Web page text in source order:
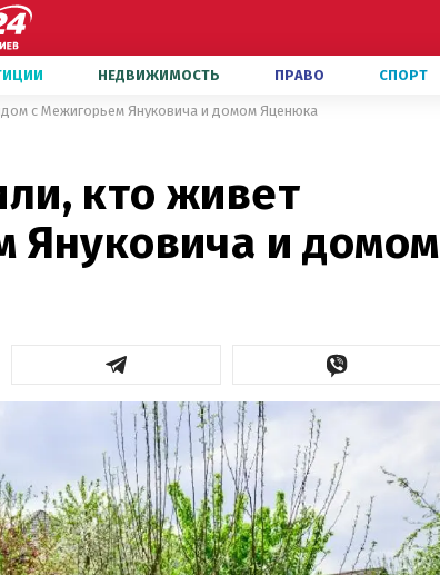
НЕДВИЖИМОСТЬ ПРАВО СПОРТ
с Межигорьем Януковича и домом Яценюка
кто живет
Януковича и домом